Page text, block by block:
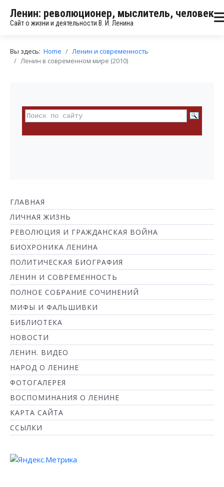
Ленин: революционер, мыслитель, человек
Сайт о жизни и деятельности В. И. Ленина
Вы здесь: Home
Ленин и современность
Ленин в современном мире (2010)
ГЛАВНАЯ
ЛИЧНАЯ ЖИЗНЬ
РЕВОЛЮЦИЯ И ГРАЖДАНСКАЯ ВОЙНА
БИОХРОНИКА ЛЕНИНА
ПОЛИТИЧЕСКАЯ БИОГРАФИЯ
ЛЕНИН И СОВРЕМЕННОСТЬ
ПОЛНОЕ СОБРАНИЕ СОЧИНЕНИЙ
МИФЫ И ФАЛЬШИВКИ
БИБЛИОТЕКА
НОВОСТИ
ЛЕНИН. ВИДЕО
НАРОД О ЛЕНИНЕ
ФОТОГАЛЕРЕЯ
ВОСПОМИНАНИЯ О ЛЕНИНЕ
КАРТА САЙТА
ССЫЛКИ